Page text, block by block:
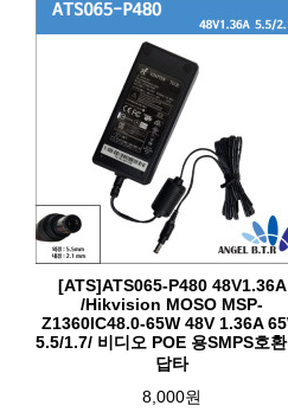
[ATS]ATS065-P480 48V1.36A
/Hikvision MOSO MSP-
Z1360IC48.0-65W 48V 1.36A
5.5/1.7/ 비디오 POE 용SMPS호
답타
8,000원